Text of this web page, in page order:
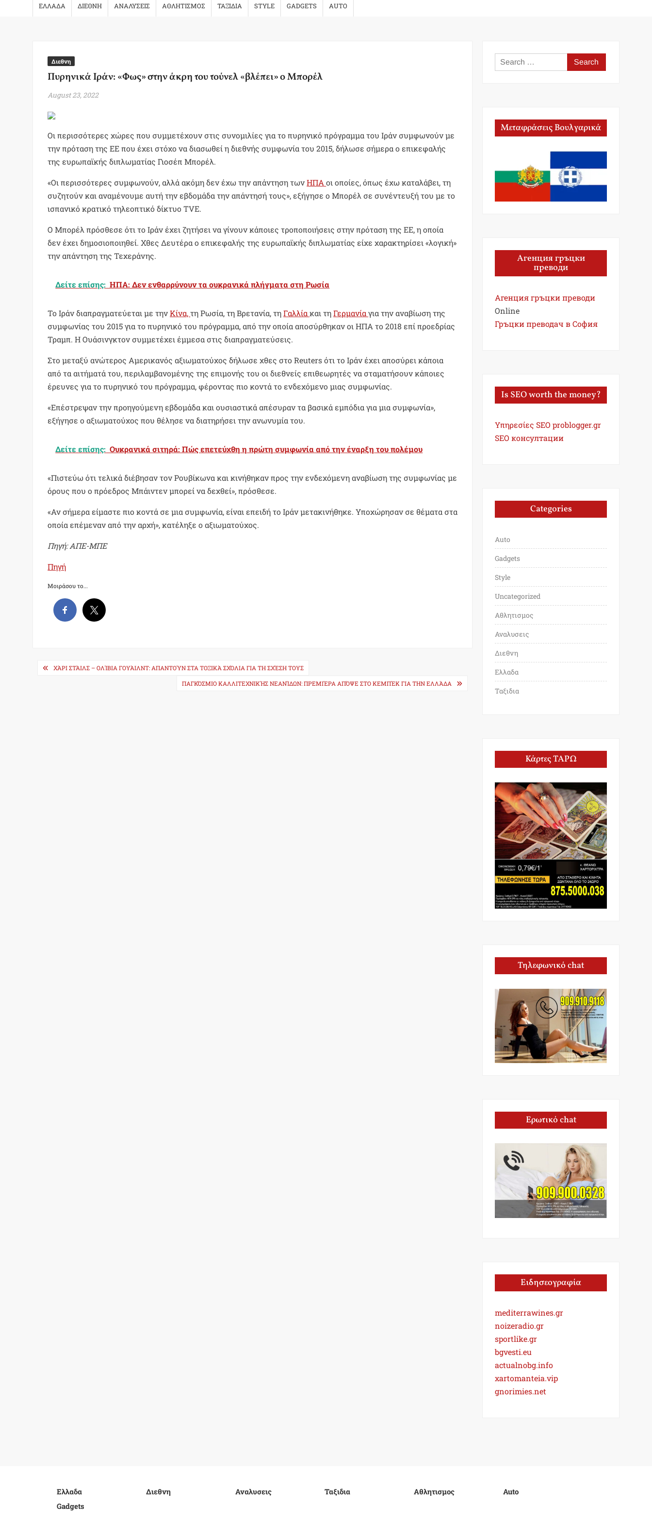
ΕΛΛΑΔΑ ΔΙΕΘΝΗ ΑΝΑΛΥΣΕΙΣ ΑΘΛΗΤΙΣΜΟΣ ΤΑΞΙΔΙΑ STYLE GADGETS AUTO
Διεθνη
Πυρηνικά Ιράν: «Φως» στην άκρη του τούνελ «βλέπει» ο Μπορέλ
August 23, 2022
Οι περισσότερες χώρες που συμμετέχουν στις συνομιλίες για το πυρηνικό πρόγραμμα του Ιράν συμφωνούν με
την πρόταση της ΕΕ που έχει στόχο να διασωθεί η διεθνής συμφωνία του 2015, δήλωσε σήμερα ο επικεφαλής
της ευρωπαϊκής διπλωματίας Γιοσέπ Μπορέλ.
«Οι περισσότερες συμφωνούν, αλλά ακόμη δεν έχω την απάντηση τωνΗΠΑοι οποίες, όπως έχω καταλάβει, τη
συζητούν και αναμένουμε αυτή την εβδομάδα την απάντησή τους», εξήγησε ο Μπορέλ σε συνέντευξή του με το
ισπανικό κρατικό τηλεοπτικό δίκτυο TVE.
Ο Μπορέλ πρόσθεσε ότι το Ιράν έχει ζητήσει να γίνουν κάποιες τροποποιήσεις στην πρόταση της ΕΕ, η οποία
δεν έχει δημοσιοποιηθεί. Χθες Δευτέρα ο επικεφαλής της ευρωπαϊκής διπλωματίας είχε χαρακτηρίσει «λογική»
την απάντηση της Τεχεράνης.
Δείτε επίσης: ΗΠΑ: Δεν ενθαρρύνουν τα ουκρανικά πλήγματα στη Ρωσία
Το Ιράν διαπραγματεύεται με τηνΚίνα,τη Ρωσία, τη Βρετανία, τηΓαλλίακαι τηΓερμανίαγια την αναβίωση της
συμφωνίας του 2015 για το πυρηνικό του πρόγραμμα, από την οποία αποσύρθηκαν οι ΗΠΑ το 2018 επί προεδρίας
Τραμπ. Η Ουάσινγκτον συμμετέχει έμμεσα στις διαπραγματεύσεις.
Στο μεταξύ ανώτερος Αμερικανός αξιωματούχος δήλωσε χθες στο Reuters ότι το Ιράν έχει αποσύρει κάποια
από τα αιτήματά του, περιλαμβανομένης της επιμονής του οι διεθνείς επιθεωρητές να σταματήσουν κάποιες
έρευνες για το πυρηνικό του πρόγραμμα, φέροντας πιο κοντά το ενδεχόμενο μιας συμφωνίας.
«Επέστρεψαν την προηγούμενη εβδομάδα και ουσιαστικά απέσυραν τα βασικά εμπόδια για μια συμφωνία»,
εξήγησε ο αξιωματούχος που θέλησε να διατηρήσει την ανωνυμία του.
Δείτε επίσης: Ουκρανικά σιτηρά: Πώς επετεύχθη η πρώτη συμφωνία από την έναρξη του πολέμου
«Πιστεύω ότι τελικά διέβησαν τον Ρουβίκωνα και κινήθηκαν προς την ενδεχόμενη αναβίωση της συμφωνίας με
όρους που ο πρόεδρος Μπάιντεν μπορεί να δεχθεί», πρόσθεσε.
«Αν σήμερα είμαστε πιο κοντά σε μια συμφωνία, είναι επειδή το Ιράν μετακινήθηκε. Υποχώρησαν σε θέματα στα
οποία επέμεναν από την αρχή», κατέληξε ο αξιωματούχος.
Πηγή: ΑΠΕ-ΜΠΕ
Πηγή
Μοιράσου το...
PostΧΆΡΙ ΣΤΆΙΛΣ – ΟΛΊΒΙΑ ΓΟΥΆΙΛΝΤ: ΑΠΑΝΤΟΎΝ ΣΤΑ ΤΟΞΙΚΆ ΣΧΌΛΙΑ ΓΙΑ ΤΗ ΣΧΈΣΗ ΤΟΥΣ
ΠΑΓΚΌΣΜΙΟ ΚΑΛΛΙΤΕΧΝΙΚΉΣ ΝΕΑΝΊΔΩΝ: ΠΡΕΜΙΈΡΑ ΑΠΌΨΕ ΣΤΟ ΚΕΜΠΈΚ ΓΙΑ ΤΗΝ ΕΛΛΆΔΑ
Search
for:
Μεταφράσεις Βουλγαρικά
Агенция гръцки
преводи
Агенция гръцки преводи
Online
Гръцки преводач в София
Is SEO worth the money?
Υπηρεσίες SEO problogger.gr
SEO консултации
Categories
Auto
Gadgets
Style
Uncategorized
Αθλητισμος
Αναλυσεις
Διεθνη
Ελλαδα
Ταξιδια
Κάρτες ΤΑΡΩ
Τηλεφωνικό chat
Ερωτικό chat
Ειδησεογραφία
mediterrawines.gr
noizeradio.gr
sportlike.gr
bgvesti.eu
actualnobg.info
xartomanteia.vip
gnorimies.net
Ελλαδα Διεθνη Αναλυσεις Ταξιδια Αθλητισμος
Auto
Gadgets